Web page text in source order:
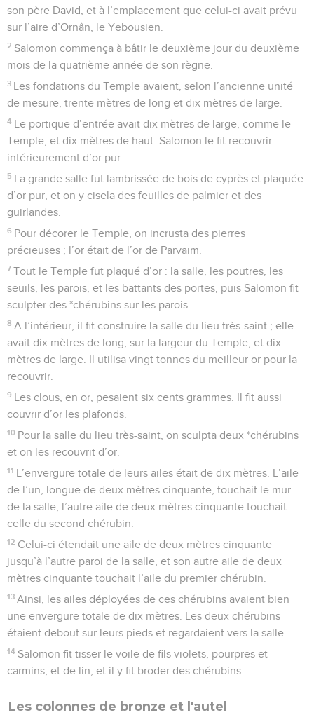
son père David, et à l’emplacement que celui-ci avait prévu
sur l’aire d’Ornân, le Yebousien.
2 Salomon commença à bâtir le deuxième jour du deuxième
mois de la quatrième année de son règne.
3 Les fondations du Temple avaient, selon l’ancienne unité
de mesure, trente mètres de long et dix mètres de large.
4 Le portique d’entrée avait dix mètres de large, comme le
Temple, et dix mètres de haut. Salomon le fit recouvrir
intérieurement d’or pur.
5 La grande salle fut lambrissée de bois de cyprès et plaquée
d’or pur, et on y cisela des feuilles de palmier et des
guirlandes.
6 Pour décorer le Temple, on incrusta des pierres
précieuses ; l’or était de l’or de Parvaïm.
7 Tout le Temple fut plaqué d’or : la salle, les poutres, les
seuils, les parois, et les battants des portes, puis Salomon fit
sculpter des *chérubins sur les parois.
8 A l’intérieur, il fit construire la salle du lieu très-saint ; elle
avait dix mètres de long, sur la largeur du Temple, et dix
mètres de large. Il utilisa vingt tonnes du meilleur or pour la
recouvrir.
9 Les clous, en or, pesaient six cents grammes. Il fit aussi
couvrir d’or les plafonds.
10 Pour la salle du lieu très-saint, on sculpta deux *chérubins
et on les recouvrit d’or.
11 L’envergure totale de leurs ailes était de dix mètres. L’aile
de l’un, longue de deux mètres cinquante, touchait le mur
de la salle, l’autre aile de deux mètres cinquante touchait
celle du second chérubin.
12 Celui-ci étendait une aile de deux mètres cinquante
jusqu’à l’autre paroi de la salle, et son autre aile de deux
mètres cinquante touchait l’aile du premier chérubin.
13 Ainsi, les ailes déployées de ces chérubins avaient bien
une envergure totale de dix mètres. Les deux chérubins
étaient debout sur leurs pieds et regardaient vers la salle.
14 Salomon fit tisser le voile de fils violets, pourpres et
carmins, et de lin, et il y fit broder des chérubins.
Les colonnes de bronze et l'autel